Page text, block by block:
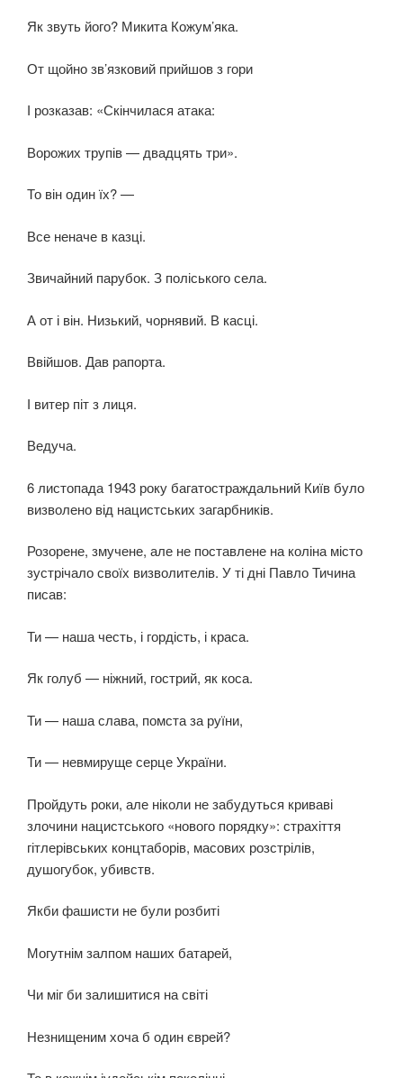
Як звуть його? Микита Кожум’яка.
От щойно зв’язковий прийшов з гори
І розказав: «Скінчилася атака:
Ворожих трупів — двадцять три».
То він один їх? —
Все неначе в казці.
Звичайний парубок. З поліського села.
А от і він. Низький, чорнявий. В касці.
Ввійшов. Дав рапорта.
І витер піт з лиця.
Ведуча.
6 листопада 1943 року багатостраждальний Київ було
ви­зволено від нацистських загарбників.
Розорене, змучене, але не поставлене на коліна місто
зустрічало своїх визволителів. У ті дні Павло Тичина
писав:
Ти — наша честь, і гордість, і краса.
Як голуб — ніжний, гострий, як коса.
Ти — наша слава, помста за руїни,
Ти — невмируще серце України.
Пройдуть роки, але ніколи не забудуться криваві
злочини нацистського «нового порядку»: страхіття
гітлерівських концтаборів, масових розстрілів,
душогубок, убивств.
Якби фашисти не були розбиті
Могутнім залпом наших батарей,
Чи міг би залишитися на світі
Незнищеним хоча б один єврей?